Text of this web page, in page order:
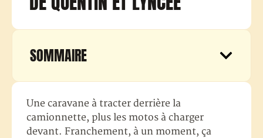
SOMMAIRE
Une caravane à tracter derrière la
camionnette, plus les motos à charger
devant. Franchement, à un moment, ça